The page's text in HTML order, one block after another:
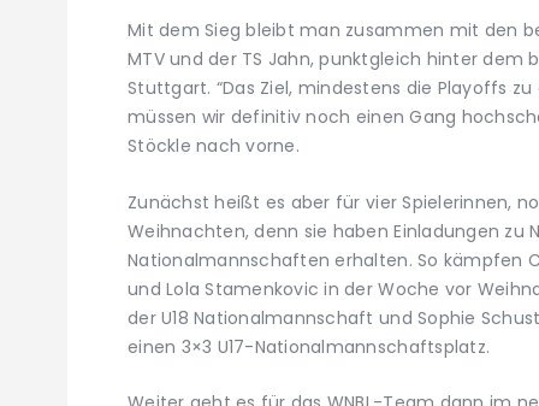
Mit dem Sieg bleibt man zusammen mit den
MTV und der TS Jahn, punktgleich hinter dem
Stuttgart. “Das Ziel, mindestens die Playoffs
müssen wir definitiv noch einen Gang
Stöckle nach vorne.
Zunächst heißt es aber für vier Spielerinnen,
Weihnachten, denn sie haben Einladungen zu
Nationalmannschaften erhalten. So kämpfen
und Lola Stamenkovic in der Woche vor
der U18 Nationalmannschaft und Sophie
einen 3×3 U17-Nationalmannschaftsplatz.